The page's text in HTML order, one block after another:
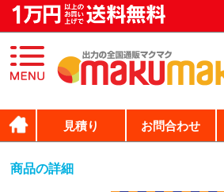
見積り お問合わせ
商品の詳細